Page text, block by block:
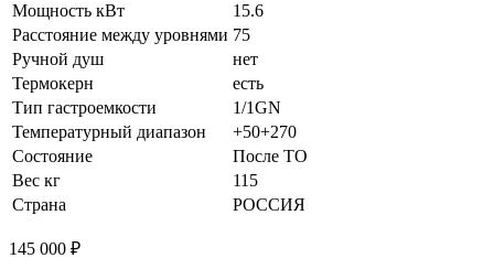
Мощность кВт
15.6
Расстояние между уровнями 75
Ручной душ
нет
Термокерн
есть
Тип гастроемкости
1/1GN
Температурный диапазон
+50+270
Состояние
После ТО
Вес кг
115
Страна
РОССИЯ
145 000 ₽